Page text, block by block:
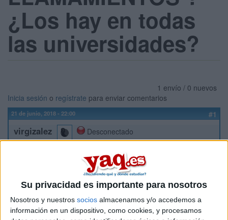
Su privacidad es importante para nosotros
Nosotros y nuestros socios almacenamos y/o accedemos a
información en un dispositivo, como cookies, y procesamos
¿Los hay en todas
las universidades?
1 envío / 0 nuevos
Inicia sesión o regístrate para enviar comentarios
21 de junio, 2018 - 22:00 #1
virgizalez
Desconectado
Tras saber mis notas de EVAU de ahora de Junio veo que lo
voy a tener dificil para poder estudiar lo que quiero y que si
por suerte llego a entrar será en las últimas listas porque mi
nota está ligeramente por debajo de la de corte del curso
pasado.
Sin embargo, he leido en algunos foros que las notas más
bajas consiguen entrar gracias a los llamamientos y la